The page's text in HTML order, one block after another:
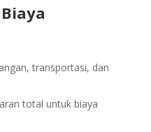
transportasi, dan
total untuk biaya